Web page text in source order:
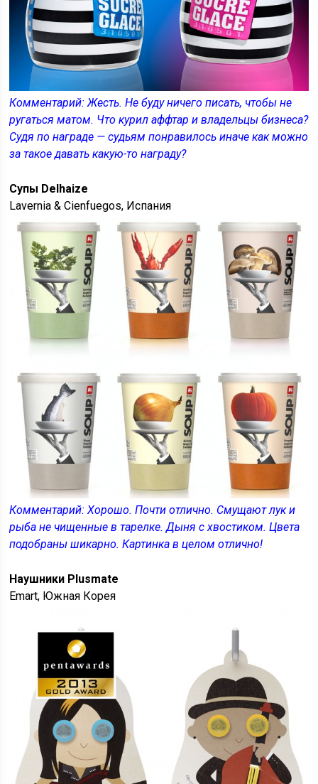
Комментарий: Жесть. Не буду ничего писать, чтобы не
ругаться матом. Что курил аффтар и владельцы бизнеса?
Судя по награде — судьям понравилось иначе как можно
за такое давать какую-то награду?
Супы Delhaize
Lavernia & Cienfuegos, Испания
Комментарий: Хорошо. Почти отлично. Смущают лук и
рыба не чищенные в тарелке. Дыня с хвостиком. Цвета
подобраны шикарно. Картинка в целом отлично!
Наушники Plusmate
Emart, Южная Корея